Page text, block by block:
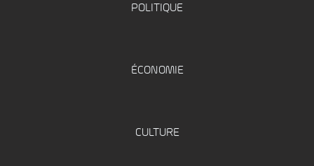
POLITIQUE
ÉCONOMIE
CULTURE